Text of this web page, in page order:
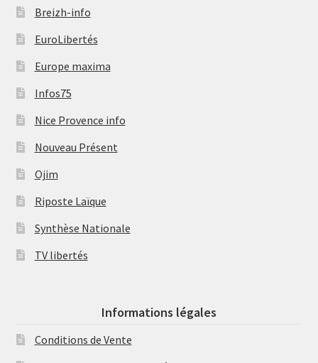
Breizh-info
EuroLibertés
Europe maxima
Infos75
Nice Provence info
Nouveau Présent
Ojim
Riposte Laïque
Synthèse Nationale
TV libertés
Informations légales
Conditions de Vente